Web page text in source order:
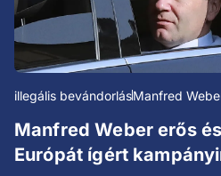
illegális bevándorlásManfred
Manfred Weber erős
Európát ígért